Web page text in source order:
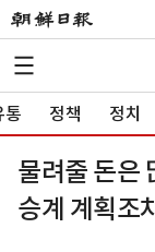
통 정책 정치
물려줄 돈은
승계 계획조